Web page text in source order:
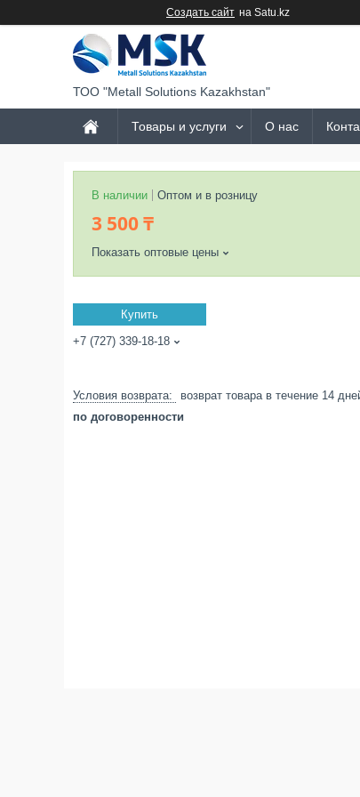
Создать сайт на Satu.kz
ТОО "Metall Solutions Kazakhstan"
Товары и услуги О нас
В наличии Оптом и в розницу
3 500 ₸
Показать оптовые цены
Купить
+7 (727) 339-18-18
возврат товара в течение 14
по договоренности